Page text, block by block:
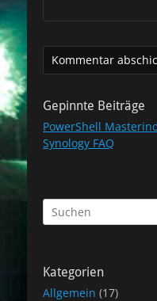
Gepinnte Beiträge
PowerShell
Synology FAQ
Suchen
nach:
Kategorien
Allgemein (17)